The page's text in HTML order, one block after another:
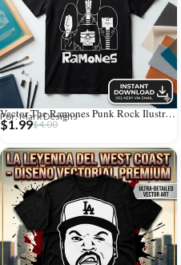
Vector The Ramones Punk Rock Ilustración para Estampado y Corte
Por: Mark Designs
$4.00
$1.99